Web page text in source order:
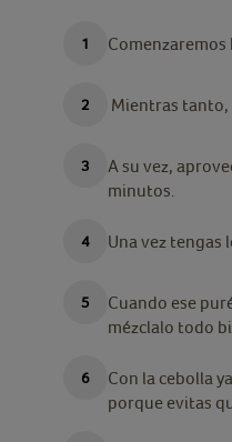
Comenzaremos
Mientras tanto,
A su vez,
minutos.
Una vez tengas
Cuando ese
mézclalo todo
Con la cebolla
porque evitas